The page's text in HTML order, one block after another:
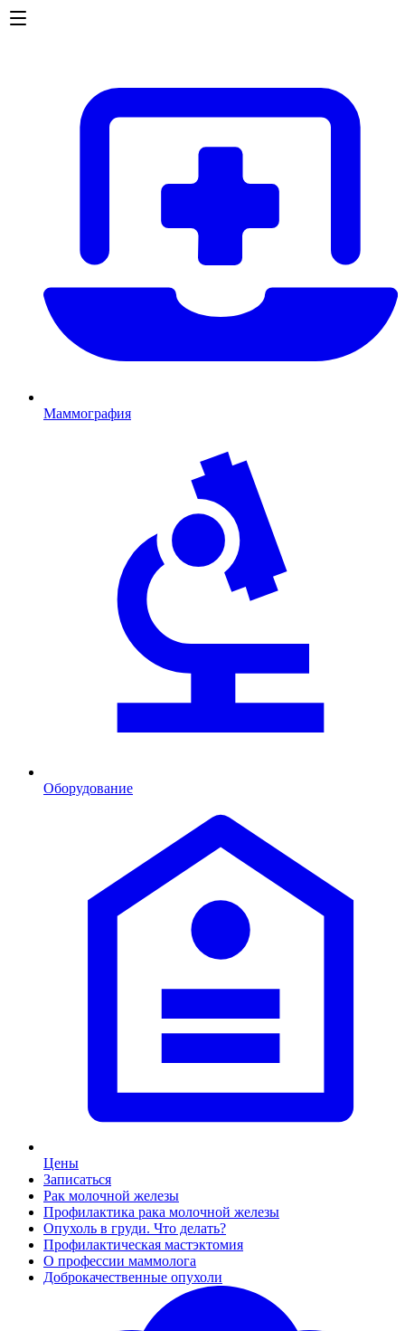
Маммография
Оборудование
Цены
Записаться
Рак молочной железы
Профилактика рака молочной железы
Опухоль в груди. Что делать?
Профилактическая мастэктомия
О профессии маммолога
Доброкачественные опухоли